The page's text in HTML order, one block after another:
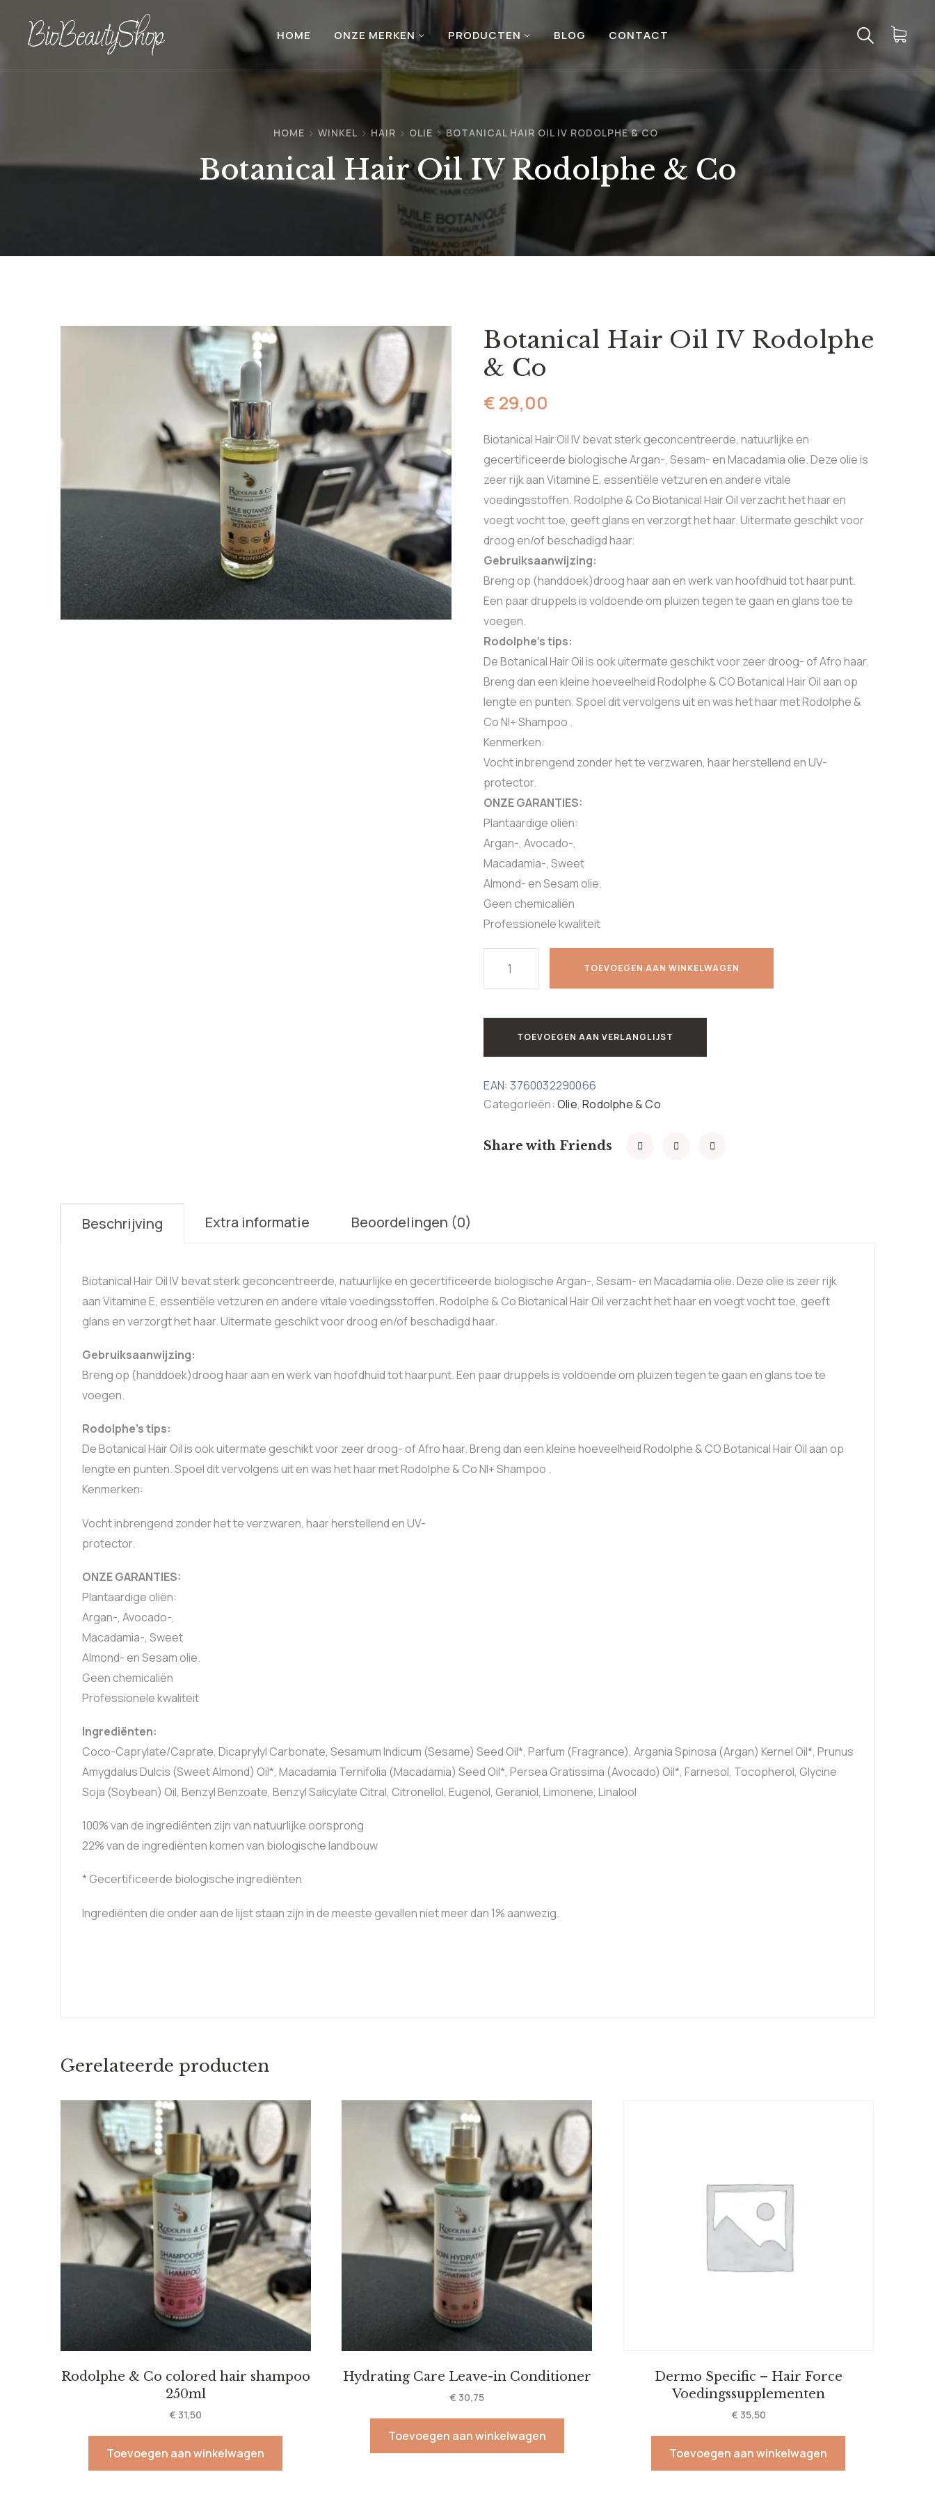
HOME ONZE MERKEN PRODUCTEN BLOG CONTACT
HOME WINKEL HAIR OLIE BOTANICAL HAIR OIL IV RODOLPHE & CO
Botanical Hair Oil IV Rodolphe & Co
Botanical Hair Oil IV Rodolphe
& Co
€ 29,00
Biotanical Hair Oil IV bevat sterk geconcentreerde, natuurlijke en
gecertificeerde biologische Argan-, Sesam- en Macadamia olie. Deze olie is
zeer rijk aan Vitamine E, essentiële vetzuren en andere vitale
voedingsstoffen. Rodolphe & Co Biotanical Hair Oil verzacht het haar en
voegt vocht toe, geeft glans en verzorgt het haar. Uitermate geschikt voor
droog en/of beschadigd haar.
Gebruiksaanwijzing:
Breng op (handdoek)droog haar aan en werk van hoofdhuid tot haarpunt.
Een paar druppels is voldoende om pluizen tegen te gaan en glans toe te
voegen.
Rodolphe’s tips:
De Botanical Hair Oil is ook uitermate geschikt voor zeer droog- of Afro haar.
Breng dan een kleine hoeveelheid Rodolphe & CO Botanical Hair Oil aan op
lengte en punten. Spoel dit vervolgens uit en was het haar met Rodolphe &
Co NI+ Shampoo .
Kenmerken:
Vocht inbrengend zonder het te verzwaren, haar herstellend en UV-
protector.
ONZE GARANTIES:
Plantaardige oliën:
Argan-, Avocado-,
Macadamia-, Sweet
Almond- en Sesam olie.
Geen chemicaliën
Professionele kwaliteit
TOEVOEGEN AAN WINKELWAGEN
TOEVOEGEN AAN VERLANGLIJST
EAN:3760032290066
Categorieën:Olie,Rodolphe & Co
Share with Friends
Beschrijving Extra informatie Beoordelingen (0)
Biotanical Hair Oil IV bevat sterk geconcentreerde, natuurlijke en gecertificeerde biologische Argan-, Sesam- en Macadamia olie. Deze olie is zeer rijk
aan Vitamine E, essentiële vetzuren en andere vitale voedingsstoffen. Rodolphe & Co Biotanical Hair Oil verzacht het haar en voegt vocht toe, geeft
glans en verzorgt het haar. Uitermate geschikt voor droog en/of beschadigd haar.
Gebruiksaanwijzing:
Breng op (handdoek)droog haar aan en werk van hoofdhuid tot haarpunt. Een paar druppels is voldoende om pluizen tegen te gaan en glans toe te
voegen.
Rodolphe’s tips:
De Botanical Hair Oil is ook uitermate geschikt voor zeer droog- of Afro haar. Breng dan een kleine hoeveelheid Rodolphe & CO Botanical Hair Oil aan op
lengte en punten. Spoel dit vervolgens uit en was het haar met Rodolphe & Co NI+ Shampoo .
Kenmerken:
Vocht inbrengend zonder het te verzwaren, haar herstellend en UV-
protector.
ONZE GARANTIES:
Plantaardige oliën:
Argan-, Avocado-,
Macadamia-, Sweet
Almond- en Sesam olie.
Geen chemicaliën
Professionele kwaliteit
Ingrediënten:
Coco-Caprylate/Caprate, Dicaprylyl Carbonate, Sesamum Indicum (Sesame) Seed Oil*, Parfum (Fragrance), Argania Spinosa (Argan) Kernel Oil*, Prunus
Amygdalus Dulcis (Sweet Almond) Oil*, Macadamia Ternifolia (Macadamia) Seed Oil*, Persea Gratissima (Avocado) Oil*, Farnesol, Tocopherol, Glycine
Soja (Soybean) Oil, Benzyl Benzoate, Benzyl Salicylate Citral, Citronellol, Eugenol, Geraniol, Limonene, Linalool
100% van de ingrediënten zijn van natuurlijke oorsprong
22% van de ingrediënten komen van biologische landbouw
* Gecertificeerde biologische ingrediënten
Ingrediënten die onder aan de lijst staan zijn in de meeste gevallen niet meer dan 1% aanwezig.
Gerelateerde producten
Rodolphe & Co colored hair shampoo
250ml
€ 31,50
Toevoegen aan winkelwagen
Hydrating Care Leave-in Conditioner
€ 30,75
Toevoegen aan winkelwagen
Dermo Specific – Hair Force
Voedingssupplementen
€ 35,50
Toevoegen aan winkelwagen